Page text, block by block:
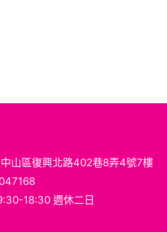
山區復興北路402巷8弄4號7樓
18:30 週休二日